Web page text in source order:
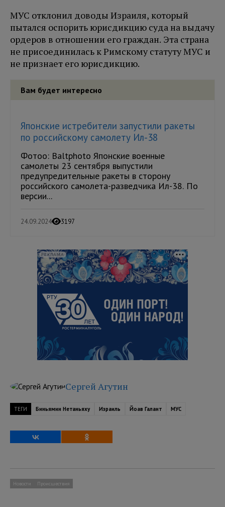
МУС отклонил доводы Израиля, который
пытался оспорить юрисдикцию суда на выдачу
ордеров в отношении его граждан. Эта страна
не присоединилась к Римскому статуту МУС и
не признает его юрисдикцию.
Вам будет интересно
Японские истребители запустили ракеты
по российскому самолету Ил-38
Фотоо: Baltphoto Японские военные
самолеты 23 сентября выпустили
предупредительные ракеты в сторону
российского самолета-разведчика Ил-38. По
версии...
24.09.2024 3197
РЕКЛАМА
Сергей Агутин
ТЕГИ Биньямин Нетаньяху Израиль Йоав Галант МУС
Новости Происшествия